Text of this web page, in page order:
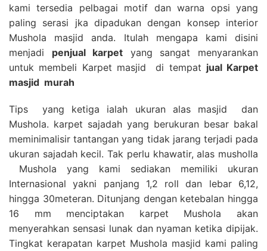
kami tersedia pelbagai motif dan warna opsi yang
paling serasi jka dipadukan dengan konsep interior
Mushola masjid anda. Itulah mengapa kami disini
menjadi penjual karpet yang sangat menyarankan
untuk membeli Karpet masjid di tempat jual Karpet
masjid murah
Tips yang ketiga ialah ukuran alas masjid dan
Mushola. karpet sajadah yang berukuran besar bakal
meminimalisir tantangan yang tidak jarang terjadi pada
ukuran sajadah kecil. Tak perlu khawatir, alas musholla
Mushola yang kami sediakan memiliki ukuran
Internasional yakni panjang 1,2 roll dan lebar 6,12,
hingga 30meteran. Ditunjang dengan ketebalan hingga
16 mm menciptakan karpet Mushola akan
menyerahkan sensasi lunak dan nyaman ketika dipijak.
Tingkat kerapatan karpet Mushola masjid kami paling